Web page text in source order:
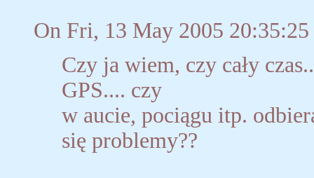
On Fri, 13 May 2005
Czy ja wiem, czy cały
GPS.... czy
w aucie, pociągu itp.
się problemy??